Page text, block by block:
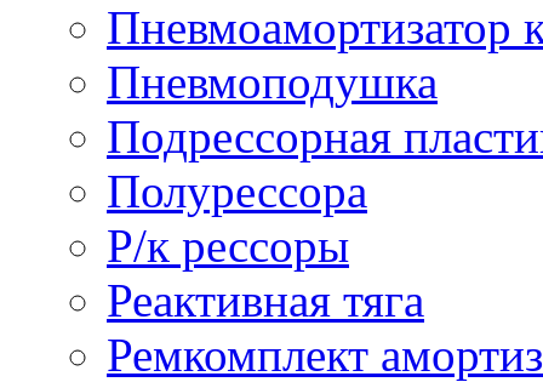
Пневмоамортизатор
Пневмоподушка
Подрессорная
Полурессора
Р/к рессоры
Реактивная тяга
Ремкомплект